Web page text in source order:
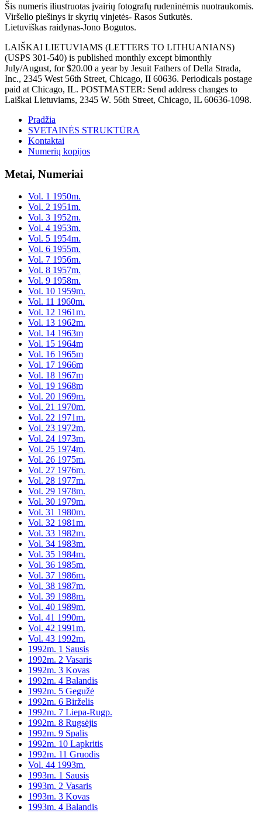
Šis numeris iliustruotas įvairių fotografų rudeninėmis nuotraukomis.
Viršelio piešinys ir skyrių vinjetės- Rasos Sutkutės.
Lietuviškas raidynas-Jono Bogutos.
LAIŠKAI LIETUVIAMS (LETTERS TO LITHUANIANS)
(USPS 301-540) is published monthly except bimonthly
July/August, for $20.00 a year by Jesuit Fathers of Della Strada,
Inc., 2345 West 56th Street, Chicago, II 60636. Periodicals postage
paid at Chicago, IL. POSTMASTER: Send address changes to
Laiškai Lietuviams, 2345 W. 56th Street, Chicago, IL 60636-1098.
Pradžia
SVETAINĖS STRUKTŪRA
Kontaktai
Numerių kopijos
Metai, Numeriai
Vol. 1 1950m.
Vol. 2 1951m.
Vol. 3 1952m.
Vol. 4 1953m.
Vol. 5 1954m.
Vol. 6 1955m.
Vol. 7 1956m.
Vol. 8 1957m.
Vol. 9 1958m.
Vol. 10 1959m.
Vol. 11 1960m.
Vol. 12 1961m.
Vol. 13 1962m.
Vol. 14 1963m
Vol. 15 1964m
Vol. 16 1965m
Vol. 17 1966m
Vol. 18 1967m
Vol. 19 1968m
Vol. 20 1969m.
Vol. 21 1970m.
Vol. 22 1971m.
Vol. 23 1972m.
Vol. 24 1973m.
Vol. 25 1974m.
Vol. 26 1975m.
Vol. 27 1976m.
Vol. 28 1977m.
Vol. 29 1978m.
Vol. 30 1979m.
Vol. 31 1980m.
Vol. 32 1981m.
Vol. 33 1982m.
Vol. 34 1983m.
Vol. 35 1984m.
Vol. 36 1985m.
Vol. 37 1986m.
Vol. 38 1987m.
Vol. 39 1988m.
Vol. 40 1989m.
Vol. 41 1990m.
Vol. 42 1991m.
Vol. 43 1992m.
1992m. 1 Sausis
1992m. 2 Vasaris
1992m. 3 Kovas
1992m. 4 Balandis
1992m. 5 Gegužė
1992m. 6 Birželis
1992m. 7 Liepa-Rugp.
1992m. 8 Rugsėjis
1992m. 9 Spalis
1992m. 10 Lapkritis
1992m. 11 Gruodis
Vol. 44 1993m.
1993m. 1 Sausis
1993m. 2 Vasaris
1993m. 3 Kovas
1993m. 4 Balandis